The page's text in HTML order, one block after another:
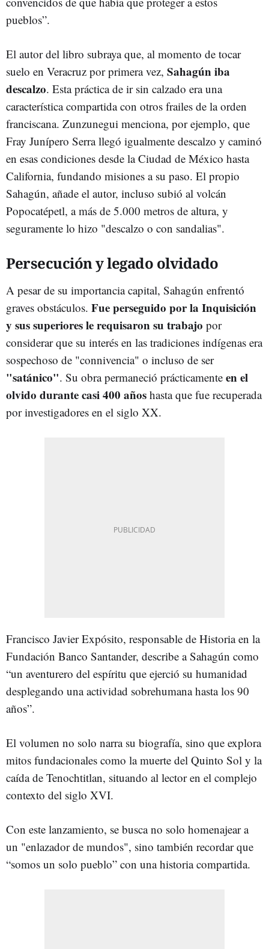
pueblos”.
El autor del libro subraya que, al momento de tocar
suelo en Veracruz por primera vez, Sahagún iba
descalzo. Esta práctica de ir sin calzado era una
característica compartida con otros frailes de la orden
franciscana. Zunzunegui menciona, por ejemplo, que
Fray Junípero Serra llegó igualmente descalzo y caminó
en esas condiciones desde la Ciudad de México hasta
California, fundando misiones a su paso. El propio
Sahagún, añade el autor, incluso subió al volcán
Popocatépetl, a más de 5.000 metros de altura, y
seguramente lo hizo "descalzo o con sandalias".
Persecución y legado olvidado
A pesar de su importancia capital, Sahagún enfrentó
graves obstáculos. Fue perseguido por la Inquisición
y sus superiores le requisaron su trabajo por
considerar que su interés en las tradiciones indígenas era
sospechoso de "connivencia" o incluso de ser
"satánico". Su obra permaneció prácticamente en el
olvido durante casi 400 años hasta que fue recuperada
por investigadores en el siglo XX.
Francisco Javier Expósito, responsable de Historia en la
Fundación Banco Santander, describe a Sahagún como
“un aventurero del espíritu que ejerció su humanidad
desplegando una actividad sobrehumana hasta los 90
años”.
El volumen no solo narra su biografía, sino que explora
mitos fundacionales como la muerte del Quinto Sol y la
caída de Tenochtitlan, situando al lector en el complejo
contexto del siglo XVI.
Con este lanzamiento, se busca no solo homenajear a
un "enlazador de mundos", sino también recordar que
“somos un solo pueblo” con una historia compartida.